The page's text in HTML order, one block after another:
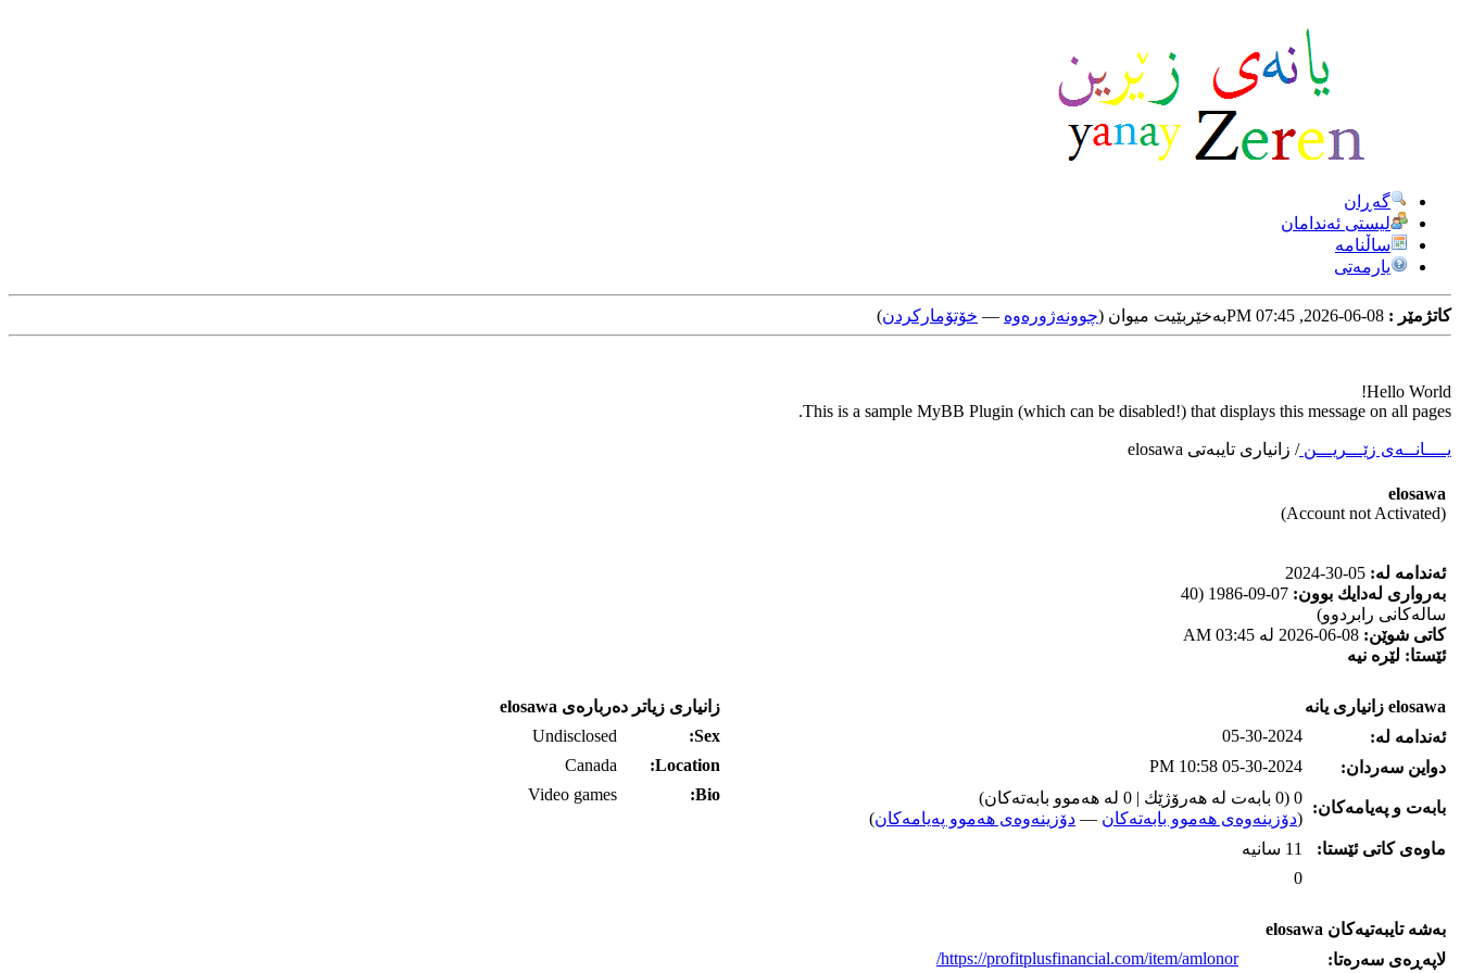
گه‌ڕان
لیستی ئه‌ندامان
ساڵنامه
یارمه‌تی
کاتژمێر : به‌خێربێیت میوان (چوونه‌ژوره‌وه‌ — خۆتۆمارکردن)
Hello World!
This is a sample MyBB Plugin (which can be disabled!) that displays this message on all pages.
یــــانــه‌ی زێـــریـــن/ زانیاری تایبه‌تی elosawa
elosawa
(Account not Activated)
ئه‌ندامه‌ له‌:
به‌رواری له‌دایك بوون:
07-09-1986 (40
ساله‌كانی رابردوو)
كاتی شوێن:
ئێستا: لێره‌ نیه‌
elosawa زانیاری یانه‌
ئه‌ندامه‌ له‌:
05-30-2024
دواین سه‌ردان:
05-30-2024 10:58 PM
بابه‌ت و په‌یامه‌کان:
0 (0 بابه‌ت له‌ هه‌رۆژێك | 0 له‌ هه‌موو بابه‌ته‌كان)
(دۆزینه‌وه‌ی هه‌موو بابه‌ته‌کان — دۆزینه‌وه‌ی هه‌موو په‌یامه‌کان)
ماوه‌ی كاتی ئێستا:
11 سانیه‌
0
به‌شه‌ تایبه‌تیه‌کان elosawa
لاپه‌ڕه‌ی سه‌ره‌تا:
https://profitplusfinancial.com/item/amlonor/
زانیاری زیاتر ده‌رباره‌ی elosawa
Sex:
Undisclosed
Location:
Canada
Bio:
Video games